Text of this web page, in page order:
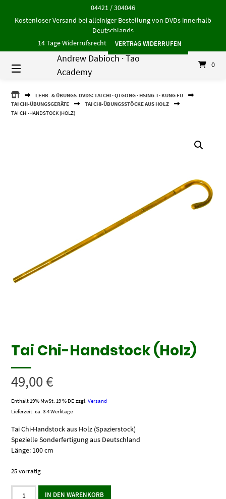
Inhalt
04421 / 304046
Kostenloser Versand bei alleiniger Bestellung von DVDs innerhalb
Deutschlands
14 Tage Widerrufsrecht
VERTRAG WIDERRUFEN
Andrew Dabioch · Tao
Academy
0
ANDREW
DABIOCH
·
LEHR- & ÜBUNGS-DVDS: TAI CHI · QI GONG · HSING-I · KUNG FU
TAI CHI-ÜBUNGSGERÄTE
TAI CHI-ÜBUNGSSTÖCKE AUS HOLZ
TAI CHI-HANDSTOCK (HOLZ)
Tai Chi-Handstock (Holz)
49,00€
Enthält 19% MwSt. 19 % DE zzgl.Versand
Lieferzeit: ca. 3-4 Werktage
Tai Chi-Handstock aus Holz (Spazierstock)
Spezielle Sonderfertigung aus Deutschland
Länge: 100 cm
25 vorrätig
Tai
IN DEN WARENKORB